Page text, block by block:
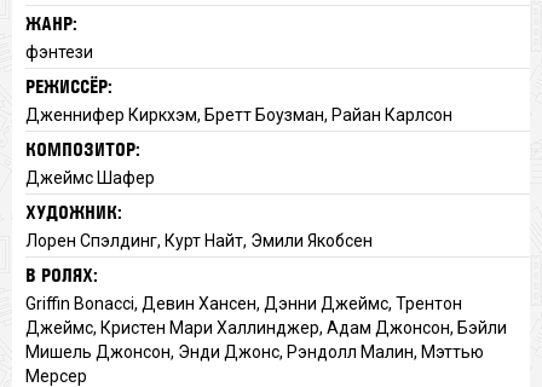
ЖАНР:
фэнтези
РЕЖИССЁР:
Дженнифер Киркхэм, Бретт Боузман, Райан Карлсон
КОМПОЗИТОР:
Джеймс Шафер
ХУДОЖНИК:
Лорен Спэлдинг, Курт Найт, Эмили Якобсен
В РОЛЯХ:
Griffin Bonacci, Девин Хансен, Дэнни Джеймс, Трентон
Джеймс, Кристен Мари Халлинджер, Адам Джонсон, Бэйли
Мишель Джонсон, Энди Джонс, Рэндолл Малин, Мэттью
Мерсер